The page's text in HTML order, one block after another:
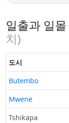
일출과 일
치)
도시
Butembo
Mwene
Tshikapa